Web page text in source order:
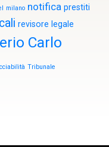
milano notifica prestiti
revisore legale
Carlo
Tribunale